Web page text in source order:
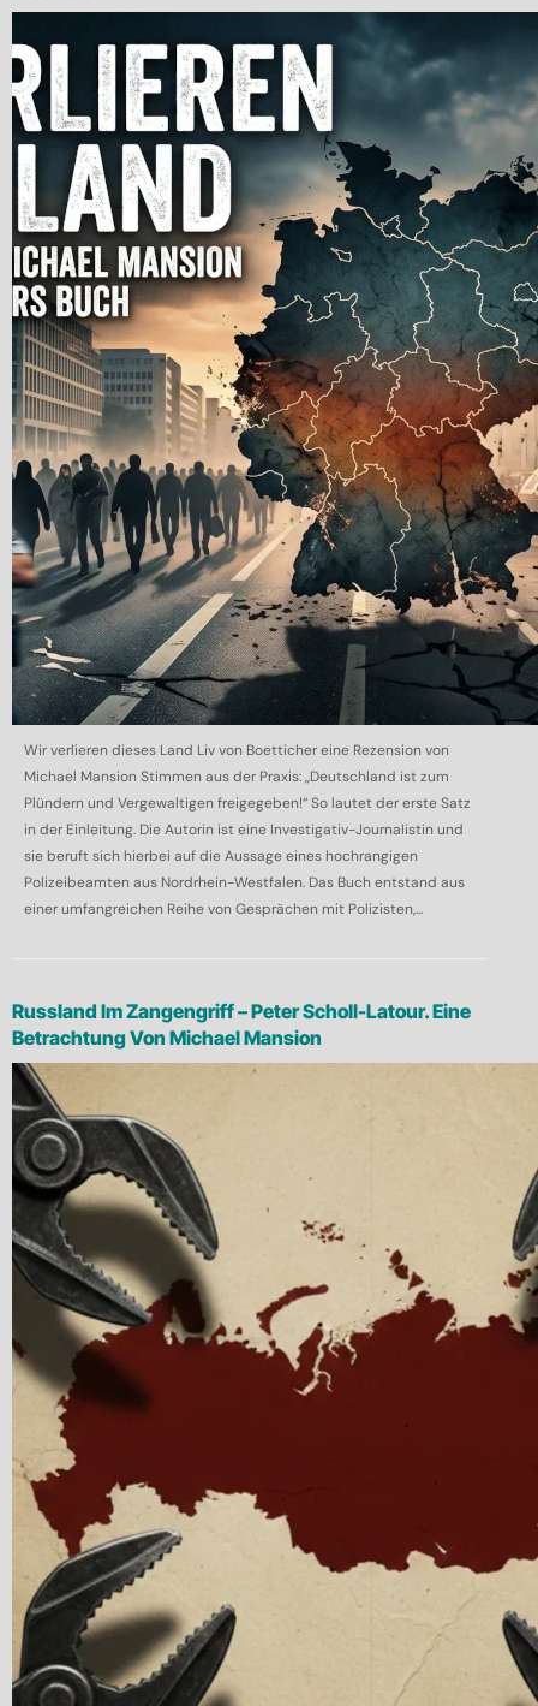
Wir verlieren dieses Land Liv von Boetticher eine Rezension von
Michael Mansion Stimmen aus der Praxis: „Deutschland ist zum
Plündern und Vergewaltigen freigegeben!“ So lautet der erste Satz
in der Einleitung. Die Autorin ist eine Investigativ-Journalistin und
sie beruft sich hierbei auf die Aussage eines hochrangigen
Polizeibeamten aus Nordrhein-Westfalen. Das Buch entstand aus
einer umfangreichen Reihe von Gesprächen mit Polizisten,...
Russland Im Zangengriff – Peter Scholl-Latour. Eine
Betrachtung Von Michael Mansion